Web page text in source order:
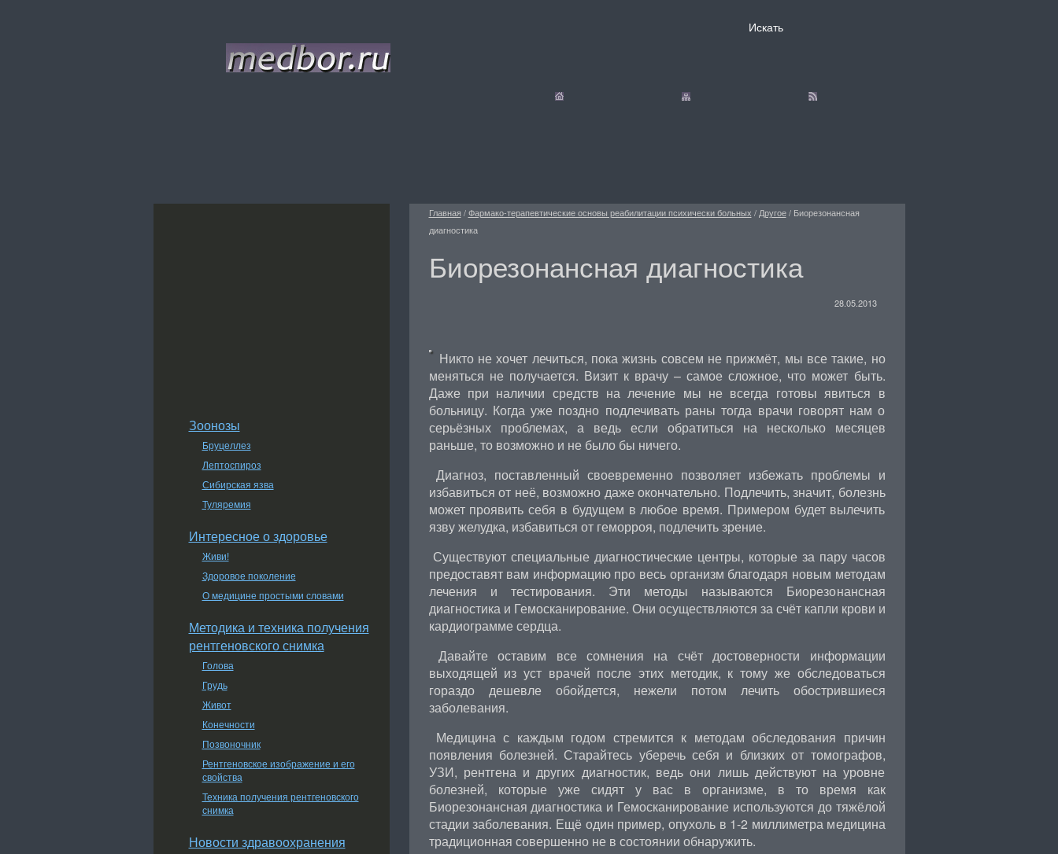
Главная /Фармако-терапевтические основы реабилитации психически больных / Другое/ Биорезонансная
диагностика
Биорезонансная диагностика
28.05.2013
Никто не хочет лечиться, пока жизнь совсем не прижмёт, мы все такие, но
меняться не получается. Визит к врачу – самое сложное, что может быть.
Даже при наличии средств на лечение мы не всегда готовы явиться в
больницу. Когда уже поздно подлечивать раны тогда врачи говорят нам о
серьёзных проблемах, а ведь если обратиться на несколько месяцев
раньше, то возможно и не было бы ничего.
Диагноз, поставленный своевременно позволяет избежать проблемы и
избавиться от неё, возможно даже окончательно. Подлечить, значит, болезнь
может проявить себя в будущем в любое время. Примером будет вылечить
язву желудка, избавиться от геморроя, подлечить зрение.
Существуют специальные диагностические центры, которые за пару часов
предоставят вам информацию про весь организм благодаря новым методам
лечения и тестирования. Эти методы называются Биорезонансная
диагностика и Гемосканирование. Они осуществляются за счёт капли крови и
кардиограмме сердца.
Давайте оставим все сомнения на счёт достоверности информации
выходящей из уст врачей после этих методик, к тому же обследоваться
гораздо дешевле обойдется, нежели потом лечить обострившиеся
заболевания.
Медицина с каждым годом стремится к методам обследования причин
появления болезней. Старайтесь уберечь себя и близких от томографов,
УЗИ, рентгена и других диагностик, ведь они лишь действуют на уровне
болезней, которые уже сидят у вас в организме, в то время как
Биорезонансная диагностика и Гемосканирование используются до тяжёлой
стадии заболевания. Ещё один пример, опухоль в 1-2 миллиметра медицина
традиционная совершенно не в состоянии обнаружить.
Зоонозы
Бруцеллез
Лептоспироз
Сибирская язва
Туляремия
Интересное о здоровье
Живи!
Здоровое поколение
О медицине простыми словами
Методика и техника получения
рентгеновского снимка
Голова
Грудь
Живот
Конечности
Позвоночник
Рентгеновское изображение и его
свойства
Техника получения рентгеновского
снимка
Новости здравоохранения